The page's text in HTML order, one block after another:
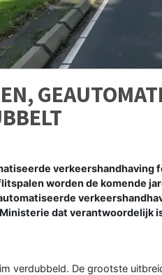
verkeershandhaving
worden de komende
dat verantwoordelijk
verdubbeld. De grootste